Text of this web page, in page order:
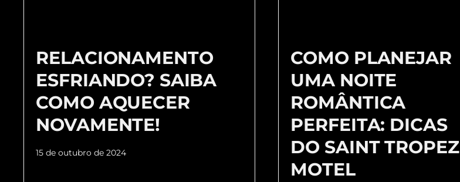
RELACIONAMENTO
ESFRIANDO? SAIBA
COMO AQUECER
NOVAMENTE!
15 de outubro de 2024
COMO PLANEJAR
UMA NOITE
ROMÂNTICA
PERFEITA: DICAS
DO SAINT TROPEZ
MOTEL